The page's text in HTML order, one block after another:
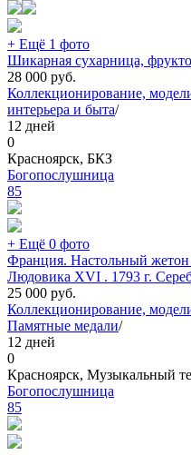
+ Ещё 1 фото
Шикарная сухарница,
28 000 руб.
Коллекционирование,
интерьера и быта/
12 дней
0
Красноярск, БКЗ
Богопослушница
85
+ Ещё 0 фото
Франция. Настольный жетон
Людовика XVI . 1793 г.
25 000 руб.
Коллекционирование,
Памятные медали/
12 дней
0
Красноярск, Музыкальный
Богопослушница
85